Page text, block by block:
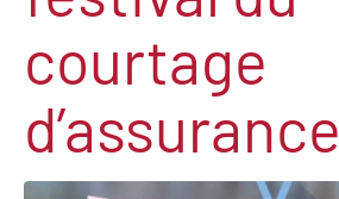
courtage
d’assurance